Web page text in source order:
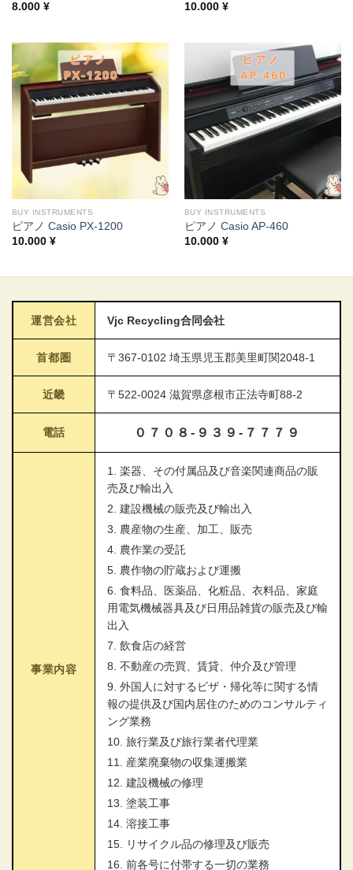
8.000 ¥
10.000 ¥
BUY INSTRUMENTS
ピアノ Casio PX-1200
10.000 ¥
BUY INSTRUMENTS
ピアノ Casio AP-460
10.000 ¥
運営会社 Vjc Recycling合同会社
首都圏 〒367-0102 埼玉県児玉郡美里町関2048-1
近畿 〒522-0024 滋賀県彦根市正法寺町88-2
電話 ０７０８-９３９-７７７９
事業内容
1. 楽器、その付属品及び音楽関連商品の販
売及び輸出入
2. 建設機械の販売及び輸出入
3. 農産物の生産、加工、販売
4. 農作業の受託
5. 農作物の貯蔵および運搬
6. 食料品、医薬品、化粧品、衣料品、家庭
用電気機械器具及び日用品雑貨の販売及び輸
出入
7. 飲食店の経営
8. 不動産の売買、賃貸、仲介及び管理
9. 外国人に対するビザ・帰化等に関する情
報の提供及び国内居住のためのコンサルティ
ング業務
10. 旅行業及び旅行業者代理業
11. 産業廃棄物の収集運搬業
12. 建設機械の修理
13. 塗装工事
14. 溶接工事
15. リサイクル品の修理及び販売
16. 前各号に付帯する一切の業務